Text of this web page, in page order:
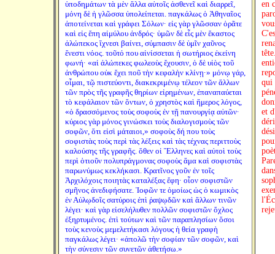
ὑποδημάτων τὰ μὲν ἄλλα αὐτοῖς ἀσθενεῖ καὶ διαρρεῖ,
μόνη δὲ ἡ γλῶσσα ὑπολείπεται. παγκάλως ὁ Ἀθηναῖος
ἀποτείνεται καὶ γράφει Σόλων· εἰς γὰρ γλῶσσαν ὁρᾶτε
καὶ εἰς ἔπη αἱμύλου ἀνδρός· ὑμῶν δὲ εἷς μὲν ἕκαστος
ἀλώπεκος ἴχνεσι βαίνει, σύμπασιν δὲ ὑμῖν χαῦνος
ἔνεστι νόος. τοῦτό που αἰνίσσεται ἡ σωτήριος ἐκείνη
φωνή· «αἱ ἀλώπεκες φωλεοὺς ἔχουσιν, ὁ δὲ υἱὸς τοῦ
ἀνθρώπου οὐκ ἔχει ποῦ τὴν κεφαλὴν κλίνῃ·» μόνῳ γάρ,
οἶμαι, τῷ πιστεύοντι, διακεκριμένῳ τέλεον τῶν ἄλλων
τῶν πρὸς τῆς γραφῆς θηρίων εἰρημένων, ἐπαναπαύεται
τὸ κεφάλαιον τῶν ὄντων, ὁ χρηστὸς καὶ ἥμερος λόγος,
«ὁ δρασσόμενος τοὺς σοφοὺς ἐν τῇ πανουργίᾳ αὐτῶν·
κύριος γὰρ μόνος γινώσκει τοὺς διαλογισμοὺς τῶν
σοφῶν, ὅτι εἰσὶ μάταιοι,» σοφοὺς δή που τοὺς
σοφιστὰς τοὺς περὶ τὰς λέξεις καὶ τὰς τέχνας περιττοὺς
καλούσης τῆς γραφῆς. ὅθεν οἱ Ἕλληνες καὶ αὐτοὶ τοὺς
περὶ ὁτιοῦν πολυπράγμονας σοφοὺς ἅμα καὶ σοφιστὰς
παρωνύμως κεκλήκασι. Κρατῖνος γοῦν ἐν τοῖς
Ἀρχιλόχοις ποιητὰς καταλέξας ἔφη· οἷον σοφιστῶν
σμῆνος ἀνεδιφήσατε. Ἰοφῶν τε ὁμοίως ὡς ὁ κωμικὸς
ἐν Αὐλῳδοῖς σατύροις ἐπὶ ῥαψῳδῶν καὶ ἄλλων τινῶν
λέγει· καὶ γὰρ εἰσελήλυθεν πολλῶν σοφιστῶν ὄχλος
ἐξηρτυμένος. ἐπὶ τούτων καὶ τῶν παραπλησίων ὅσοι
τοὺς κενοὺς μεμελετήκασι λόγους ἡ θεία γραφὴ
παγκάλως λέγει· «ἀπολῶ τὴν σοφίαν τῶν σοφῶν, καὶ
τὴν σύνεσιν τῶν συνετῶν ἀθετήσω.»
en
qui
et